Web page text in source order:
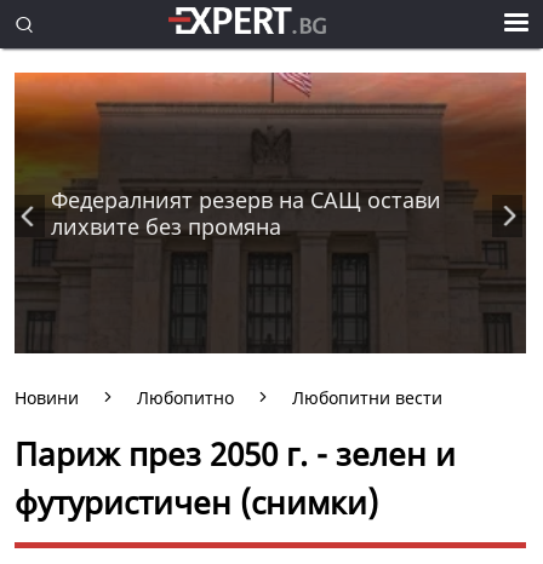
Федералният резерв на САЩ остави
лихвите без промяна
Новини Любопитно Любопитни вести
Париж през 2050 г. - зелен и
футуристичен (снимки)